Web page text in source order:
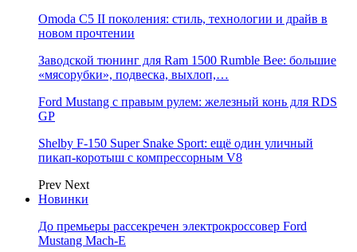
Omoda C5 II поколения: стиль, технологии и драйв в
новом прочтении
Заводской тюнинг для Ram 1500 Rumble Bee: большие
«мясорубки», подвеска, выхлоп,…
Ford Mustang с правым рулем: железный конь для RDS
GP
Shelby F-150 Super Snake Sport: ещё один уличный
пикап-коротыш с компрессорным V8
Prev Next
Новинки
До премьеры рассекречен электрокроссовер Ford
Mustang Mach-E